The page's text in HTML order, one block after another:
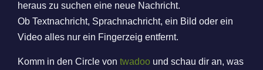
heraus zu suchen eine neue Nachricht.
Ob Textnachricht, Sprachnachricht, ein Bild oder ein
Video alles nur ein Fingerzeig entfernt.
Komm in den Circle von twadoo und schau dir an, was